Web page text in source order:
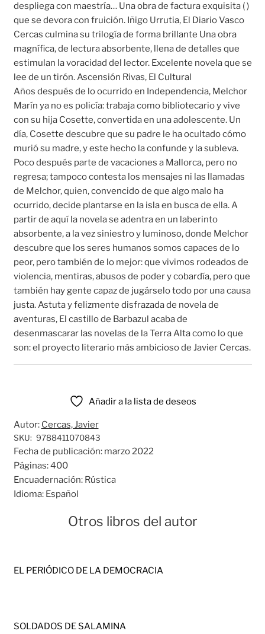
despliega con maestría… Una obra de factura exquisita ( )
que se devora con fruición. Iñigo Urrutia, El Diario Vasco
Cercas culmina su trilogía de forma brillante Una obra
magnífica, de lectura absorbente, llena de detalles que
estimulan la voracidad del lector. Excelente novela que se
lee de un tirón. Ascensión Rivas, El Cultural
Años después de lo ocurrido en Independencia, Melchor
Marín ya no es policía: trabaja como bibliotecario y vive
con su hija Cosette, convertida en una adolescente. Un
día, Cosette descubre que su padre le ha ocultado cómo
murió su madre, y este hecho la confunde y la subleva.
Poco después parte de vacaciones a Mallorca, pero no
regresa; tampoco contesta los mensajes ni las llamadas
de Melchor, quien, convencido de que algo malo ha
ocurrido, decide plantarse en la isla en busca de ella. A
partir de aquí la novela se adentra en un laberinto
absorbente, a la vez siniestro y luminoso, donde Melchor
descubre que los seres humanos somos capaces de lo
peor, pero también de lo mejor: que vivimos rodeados de
violencia, mentiras, abusos de poder y cobardía, pero que
también hay gente capaz de jugárselo todo por una causa
justa. Astuta y felizmente disfrazada de novela de
aventuras, El castillo de Barbazul acaba de
desenmascarar las novelas de la Terra Alta como lo que
son: el proyecto literario más ambicioso de Javier Cercas.
Añadir a la lista de deseos
Autor: Cercas, Javier
SKU: 9788411070843
Fecha de publicación: marzo 2022
Páginas:400
Encuadernación: Rústica
Idioma: Español
Otros libros del autor
EL PERIÓDICO DE LA DEMOCRACIA
SOLDADOS DE SALAMINA